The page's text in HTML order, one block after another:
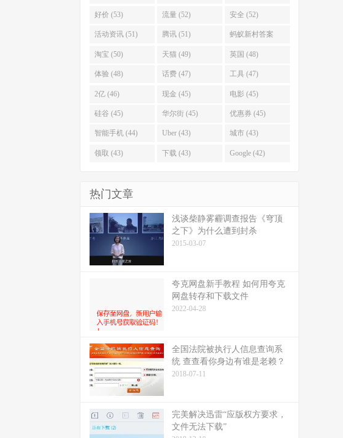
好价 (53) 流量 (52) 安全 (52)
活动资讯 (51) 腾讯 (51) 蚂蚁新村答案
(51)
淘宝 (50) 天猫 (49) 英国 (48)
体验 (48) 话费 (47) 工具 (47)
2亿 (46) 现金 (45) 电影 (45)
硅谷 (45) 华尔街 (45) 优惠券 (45)
智能手机 (44) Uber (43) 城市 (43)
领取 (43) 下载 (43) Google (42)
热门文章
浅谈柴静雾霾调查报告《穹顶
之下》为什么遭到封杀
2015-03-07
夸克网盘新手教程 如何用夸克
网盘转存和下载文件
2022-04-28
全国法院被执行人信息查询系
统 查查看你身边有谁是老赖？
2018-07-11
完美解决迅雷“应版权方要求，
文件无法下载”